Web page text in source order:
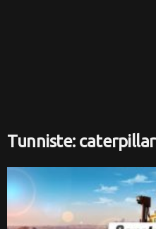
Tunniste: caterpillar